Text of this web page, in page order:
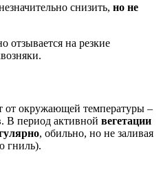
снизить, но не
отзывается на резкие
от окружающей температуры –
В период активной вегетации
, обильно, но не заливая
гниль).